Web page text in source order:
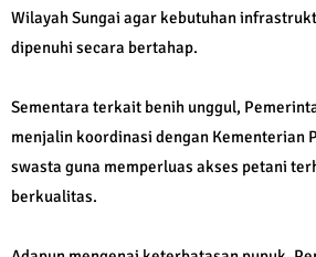
Wilayah Sungai agar kebutuhan
dipenuhi secara bertahap.
Sementara terkait benih unggul,
menjalin koordinasi dengan Kementerian
swasta guna memperluas akses petani
berkualitas.